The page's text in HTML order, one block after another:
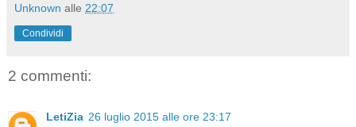
Unknown alle 22:07
Condividi
2 commenti:
LetiZia 26 luglio 2015 alle ore 23:17